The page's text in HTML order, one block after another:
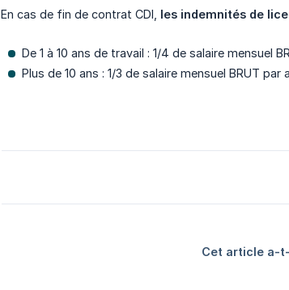
En cas de fin de contrat CDI, les indemnités de
De 1 à 10 ans de travail : 1/4 de salaire mensuel
Plus de 10 ans : 1/3 de salaire mensuel BRUT par
Cet article a-